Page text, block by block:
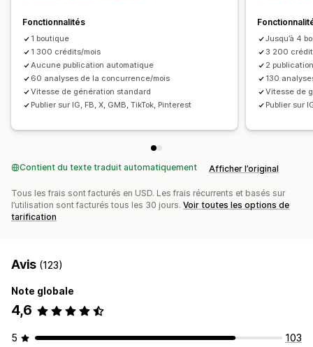
Fonctionnalités
1 boutique
1 300 crédits/mois
Aucune publication automatique
60 analyses de la concurrence/mois
Vitesse de génération standard
Publier sur IG, FB, X, GMB, TikTok, Pinterest
Jusqu’à 4
3 200
2
130
Vitesse de
Publier sur
Contient du texte traduit automatiquement Afficher l’original
Tous les frais sont facturés en USD. Les frais récurrents et basés sur
l’utilisation sont facturés tous les 30 jours. Voir toutes les options de
tarification
Avis (123)
Note globale
4,6
5
103